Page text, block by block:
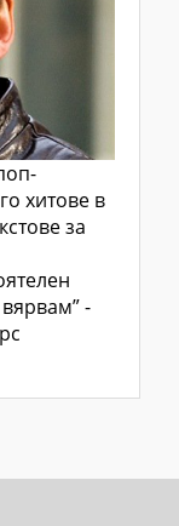
хитове в
за
-